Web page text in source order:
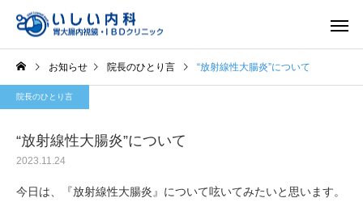
一般内科 胃内視
お知らせ 院長のひとり言 “放射線性大腸炎”について
院長のひとり言
“放射線性大腸炎”について
2023.11.24
今日は、『放射線性大腸炎』について呟いてみたいと思います。